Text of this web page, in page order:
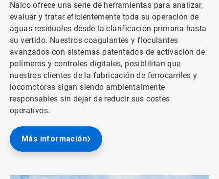
Nalco ofrece una serie de herramientas para analizar,
evaluar y tratar eficientemente toda su operación de
aguas residuales desde la clarificación primaria hasta
su vertido. Nuestros coagulantes y floculantes
avanzados con sistemas patentados de activación de
polímeros y controles digitales, posiblilitan que
nuestros clientes de la fabricación de ferrocarriles y
locomotoras sigan siendo ambientalmente
responsables sin dejar de reducir sus costes
operativos.
Más información